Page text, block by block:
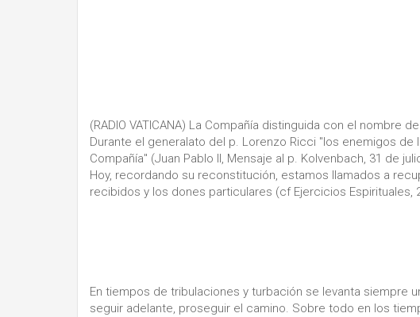
(RADIO VATICANA) La Compañía distinguida con el nombre
Durante el generalato del p. Lorenzo Ricci "los enemigos de
Compañía" (Juan Pablo II, Mensaje al p. Kolvenbach, 31 de
Hoy, recordando su reconstitución, estamos llamados a
recibidos y los dones particulares (cf Ejercicios Espirituales,
En tiempos de tribulaciones y turbación se levanta siempre
seguir adelante, proseguir el camino. Sobre todo en los